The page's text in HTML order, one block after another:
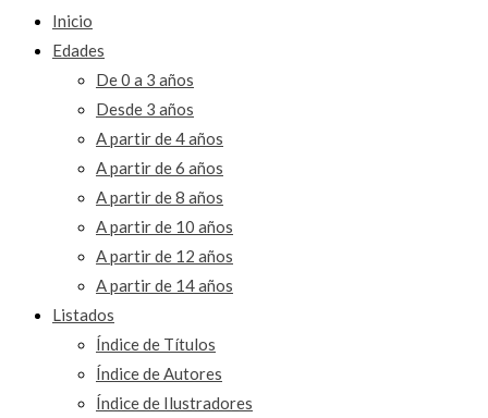
Inicio
Edades
De 0 a 3 años
Desde 3 años
A partir de 4 años
A partir de 6 años
A partir de 8 años
A partir de 10 años
A partir de 12 años
A partir de 14 años
Listados
Índice de Títulos
Índice de Autores
Índice de Ilustradores